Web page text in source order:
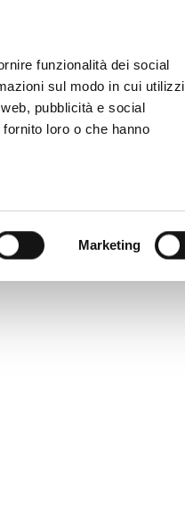
funzionalità dei social
sul modo in cui utilizzi
pubblicità e social
loro o che hanno
Marketing